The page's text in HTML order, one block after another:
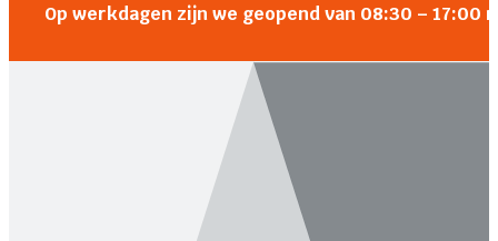
Op werkdagen zijn we geopend van 08:30 –